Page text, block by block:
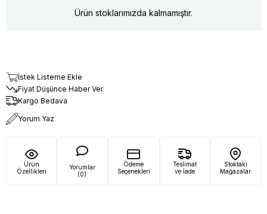
Ürün stoklarımızda kalmamıştır.
İstek Listeme Ekle
Fiyat Düşünce Haber Ver
Kargo Bedava
Yorum Yaz
Ürün
Özellikleri
Yorumlar
(0)
Ödeme
Seçenekleri
Teslimat
ve İade
Stoktaki
Mağazalar